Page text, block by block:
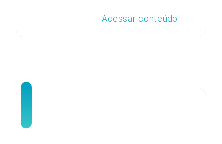
Acessar conteúdo